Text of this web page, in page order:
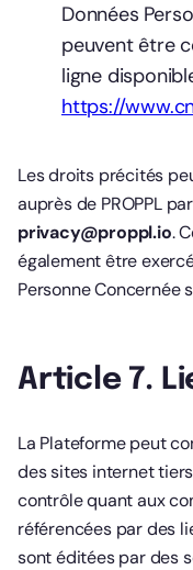
Données
peuvent être
ligne
https://
Les droits précités
auprès de PROPPL
privacy@proppl.io.
également être
Personne Concernée
Article 7.
La Plateforme peut
des sites internet
contrôle quant aux
référencées par des
sont éditées par des